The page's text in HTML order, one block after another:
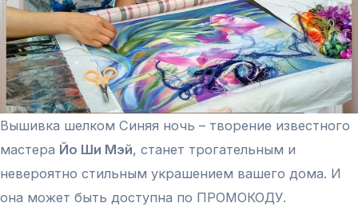
Вышивка шелком Синяя ночь – творение известного
мастера Йо Ши Мэй, станет трогательным и
невероятно стильным украшением вашего дома. И
она может быть доступна по ПРОМОКОДУ.